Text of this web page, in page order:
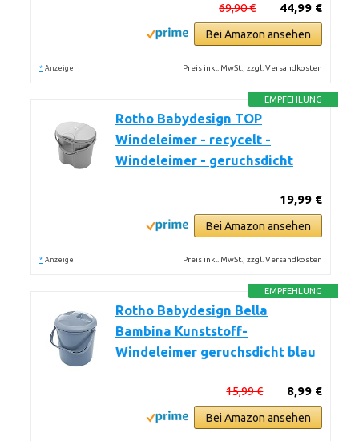
44,99 €
69,90 €
Bei Amazon ansehen
* Anzeige Preis inkl. MwSt., zzgl. Versandkosten
EMPFEHLUNG
Rotho Babydesign TOP
Windeleimer - recycelt -
Windeleimer - geruchsdicht
19,99 €
Bei Amazon ansehen
* Anzeige Preis inkl. MwSt., zzgl. Versandkosten
EMPFEHLUNG
Rotho Babydesign Bella
Bambina Kunststoff-
Windeleimer geruchsdicht blau
8,99 €
15,99 €
Bei Amazon ansehen